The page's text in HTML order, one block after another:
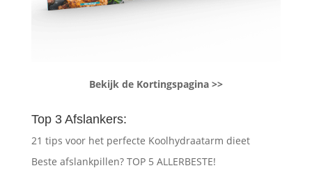
Bekijk de Kortingspagina >>
Top 3 Afslankers:
21 tips voor het perfecte Koolhydraatarm dieet
Beste afslankpillen? TOP 5 ALLERBESTE!